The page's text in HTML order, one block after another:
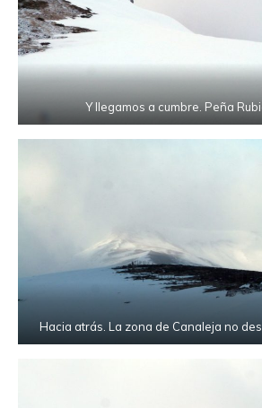
Y llegamos a cumbre. Peña
Hacia atrás. La zona de Canaleja no